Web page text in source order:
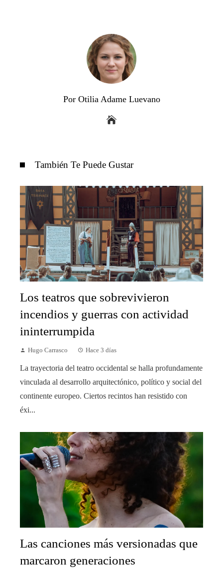
Por Otilia Adame Luevano
También Te Puede Gustar
Los teatros que sobrevivieron
incendios y guerras con actividad
ininterrumpida
Hugo Carrasco Hace 3 días
La trayectoria del teatro occidental se halla profundamente
vinculada al desarrollo arquitectónico, político y social del
continente europeo. Ciertos recintos han resistido con
éxi...
Las canciones más versionadas que
marcaron generaciones